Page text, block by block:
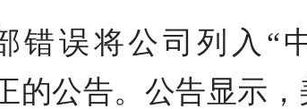
错误将公司列入“
的公告。公告显示